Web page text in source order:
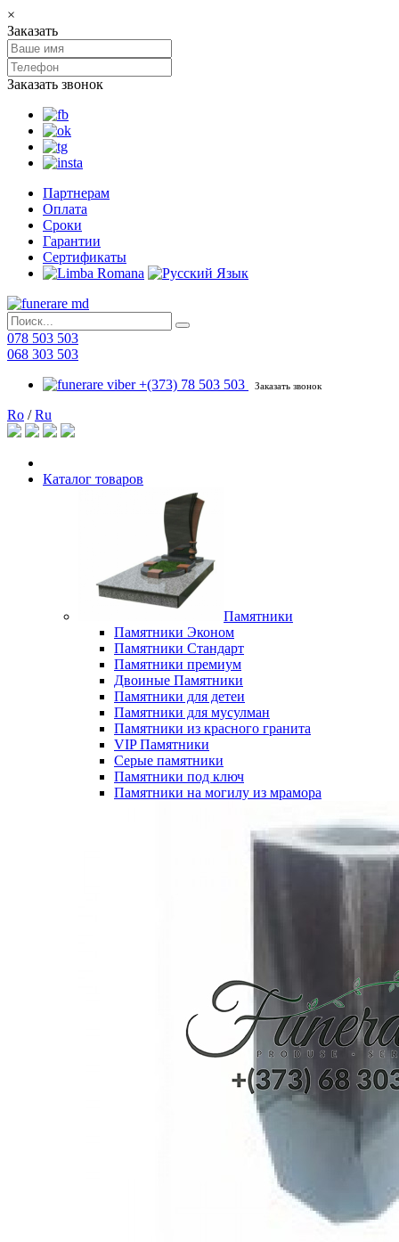
×
Заказать
Заказать звонок
Партнерам
Оплата
Сроки
Гарантии
Сертификаты
078 503 503
068 303 503
+(373) 78 503 503
Заказать звонок
Ro /Ru
Каталог товаров
Памятники
Памятники Эконом
Памятники Стандарт
Памятники премиум
Двоиные Памятники
Памятники для детеи
Памятники для мусулман
Памятники из красного гранита
VIP Памятники
Серые памятники
Памятники под ключ
Памятники на могилу из мрамора